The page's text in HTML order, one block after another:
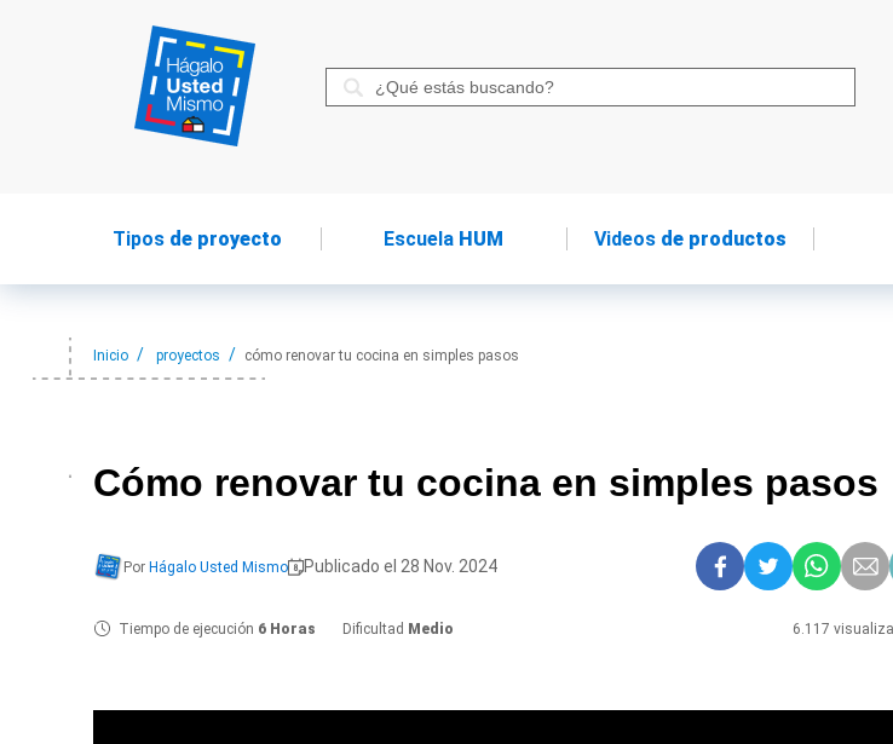
Tipos de proyecto Escuela HUM Videosde productos
Inicio proyectos cómo renovar tu cocina en simples pasos
Cómo renovar tu cocina en simples pasos
Por Hágalo Usted Mismo Publicado el 28 Nov. 2024
Tiempo de ejecución 6 Horas Dificultad Medio 6.117